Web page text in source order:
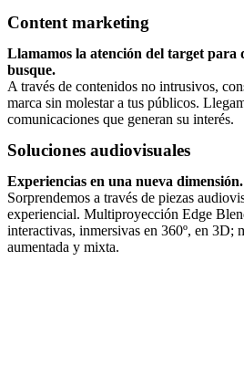
Content marketing
Llamamos la atención del target para
busque.
A través de contenidos no intrusivos,
marca sin molestar a tus públicos.
comunicaciones que generan su interés.
Soluciones audiovisuales
Experiencias en una nueva dimensión.
Sorprendemos a través de piezas
experiencial. Multiproyección Edge
interactivas, inmersivas en 360º, en 3D;
aumentada y mixta.